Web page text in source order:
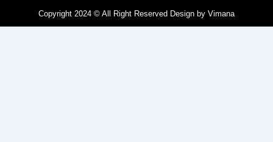
Copyright 2024 © All Right Reserved Design by Vimana